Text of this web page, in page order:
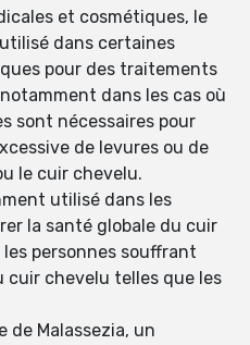
et cosmétiques, le
dans certaines
pour des traitements
dans les cas où
sont nécessaires pour
de levures ou de
le cuir chevelu.
utilisé dans les
la santé globale du cuir
personnes souffrant
chevelu telles que les
de Malassezia, un